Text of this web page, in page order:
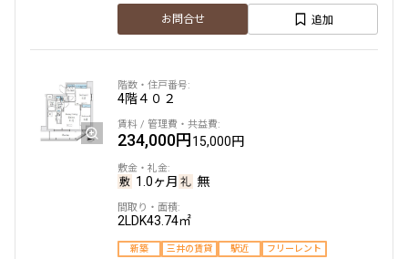
お問合せ 追加
4階４０２
234,000円15,000円
1.0ヶ月 無
2LDK43.74㎡
新築 三井の賃貸 駅近 フリーレント